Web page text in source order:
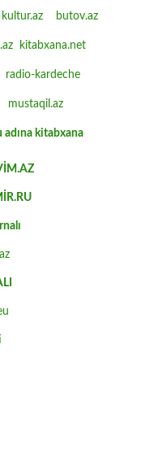
kultur.az butov.az
kitabxana.net
radio-kardeche
mustaqil.az
kitabxana